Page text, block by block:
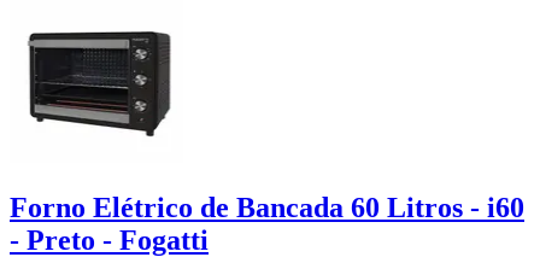
Forno Elétrico de Bancada 60 Litros - i60
- Preto - Fogatti